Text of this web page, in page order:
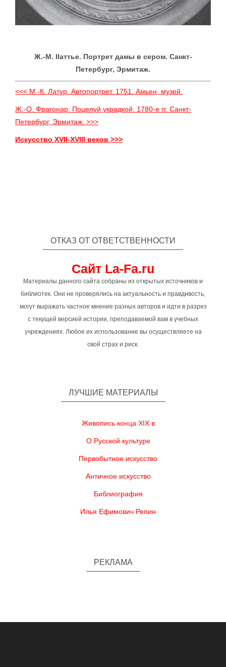
Ж.-М. IIаттье. Портрет дамы в сером. Санкт-
Петербург, Эрмитаж.
<<< М.-К. Латур. Автопортрет. 1751. Амьен, музей.
Ж.-О. Фрагонар. Поцелуй украдкой. 1780-е гг. Санкт-
Петербург, Эрмитаж. >>>
Искусство XVII-XVIII веков >>>
ОТКАЗ ОТ ОТВЕТСТВЕННОСТИ
Сайт La-Fa.ru
Материалы данного сайта собраны из открытых источников и
библиотек. Они не проверялись на актуальность и правдивость,
могут выражать частное мнение разных авторов и идти в разрез
с текущей версией истории, преподаваемой вам в учебных
учреждениях. Любое их использование вы осуществляете на
свой страх и риск.
ЛУЧШИЕ МАТЕРИАЛЫ
Живопись конца XIX в
О Русской культуре
Первобытное искусство
Античное искусство
Библиография
Илья Ефимович Репин
РЕКЛАМА